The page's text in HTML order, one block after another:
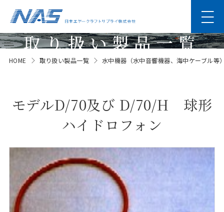
取り扱い製品一覧
Products
HOME 取り扱い製品一覧 水中機器（水中音響機器、海中ケーブル等
モデルD/70及び D/70/H 球形
ハイドロフォン